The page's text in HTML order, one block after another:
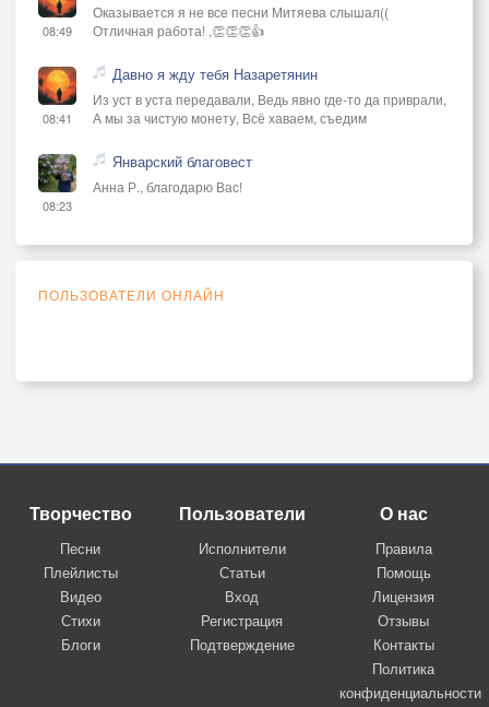
08:49
Оказывается я не все песни Митяева слышал((
Отличная работа! ,👏👏👏👍
08:41
Давно я жду тебя Назаретянин
Из уст в уста передавали, Ведь явно где-то да приврали,
А мы за чистую монету, Всё хаваем, съедим
08:23
Январский благовест
Анна Р., благодарю Вас!
ПОЛЬЗОВАТЕЛИ ОНЛАЙН
Творчество
Песни
Плейлисты
Видео
Стихи
Блоги
Пользователи
Исполнители
Статьи
Вход
Регистрация
Подтверждение
О нас
Правила
Помощь
Лицензия
Отзывы
Контакты
Политика
конфиденциальности